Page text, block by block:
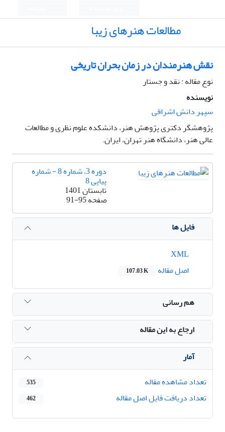
مطالعات هنرهای زیبا
نقش هنرمندان در زمان بحران تاریخی
نوع مقاله : نقد و جستار
نویسنده
سپهر دانش اشراقی
پژوهشگر دکتری پژوهش هنر، دانشکده علوم نظری و مطالعات
عالی هنر، دانشگاه هنر تهران، ایران.
دوره 3، شماره 8 - شماره
پیاپی 8
تابستان 1401
صفحه91-95
فایل ها
اصل مقاله
107.03 K
هم رسانی
ارجاع به این مقاله
آمار
تعداد مشاهده مقاله
535
تعداد دریافت فایل اصل مقاله 462